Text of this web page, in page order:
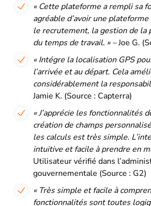
« Cette plateforme a rempli sa
agréable d’avoir une
le recrutement, la gestion de la
du temps de travail. » –Joe G.
« Intégre la localisation GPS
l’arrivée et au départ. Cela
considérablement la
Jamie K. (Source : Capterra)
« J’apprécie les fonctionnalités
création de champs
les calculs est très simple.
intuitive et facile à prendre en
Utilisateur vérifié dans
gouvernementale (Source : G2)
« Très simple et facile à
fonctionnalités sont toutes